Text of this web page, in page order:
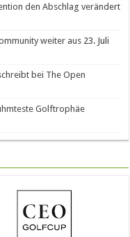
den Abschlag verändert
weiter aus 23. Juli
bei The Open
Golftrophäe